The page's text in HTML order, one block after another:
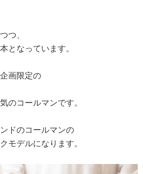
つ、
となっています。
画限定の
のコールマンです。
ドのコールマンの
モデルになります。